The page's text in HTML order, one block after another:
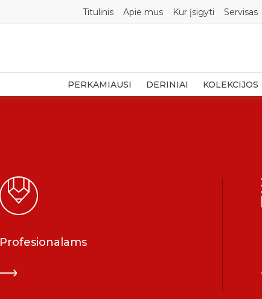
Titulinis Apie mus Kur įsigyti Servisas
PERKAMIAUSI DERINIAI KOLEKCIJOS
Profesionalams